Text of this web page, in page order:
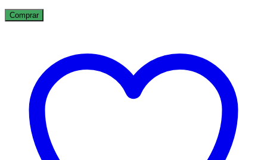
Comprar